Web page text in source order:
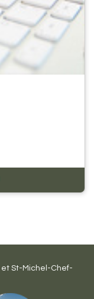
et St-Michel-Chef-